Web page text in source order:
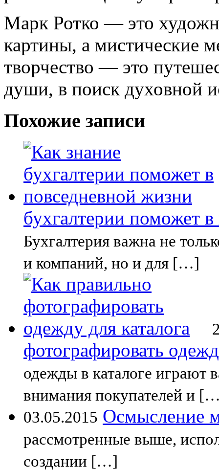
Марк Ротко — это
картины, а мистические
творчество — это
души, в поиск духовной
Похожие записи
бухгалтерии поможет
Бухгалтерия важна не
и компаний, но и для […]
фотографировать
одежды в каталоге играют
внимания покупателей и
03.05.2015 Осмысление
рассмотренные выше,
создании […]